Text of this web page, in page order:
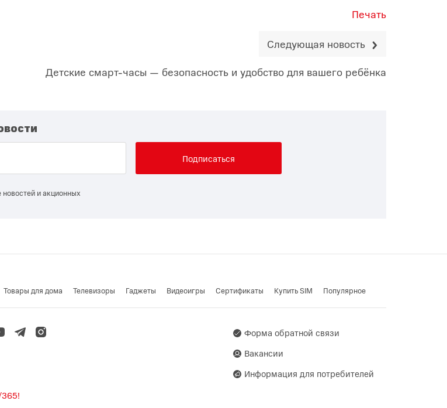
Печать
Следующая новость
Детские смарт-часы — безопасность и удобство для вашего ребёнка
Подписаться
и акционных
Товары для дома Телевизоры Гаджеты Видеоигры Cертификаты Купить SIM Популярное
Форма обратной связи
Вакансии
Информация для потребителей
365!